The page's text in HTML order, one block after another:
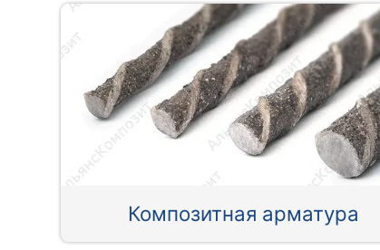
Композитная арматура